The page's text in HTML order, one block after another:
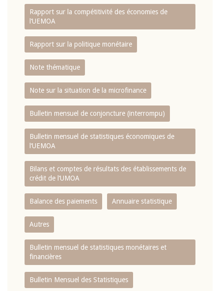
Rapport sur la compétitivité des économies de
l‘UEMOA
Rapport sur la politique monétaire
Note thématique
Note sur la situation de la microfinance
Bulletin mensuel de conjoncture (interrompu)
Bulletin mensuel de statistiques économiques de
l‘UEMOA
Bilans et comptes de résultats des établissements de
crédit de l‘UMOA
Balance des paiements Annuaire statistique
Autres
Bulletin mensuel de statistiques monétaires et
financières
Bulletin Mensuel des Statistiques